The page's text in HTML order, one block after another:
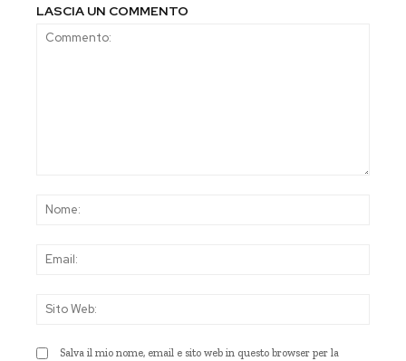
LASCIA UN COMMENTO
Salva il mio nome, email e sito web in questo browser per la